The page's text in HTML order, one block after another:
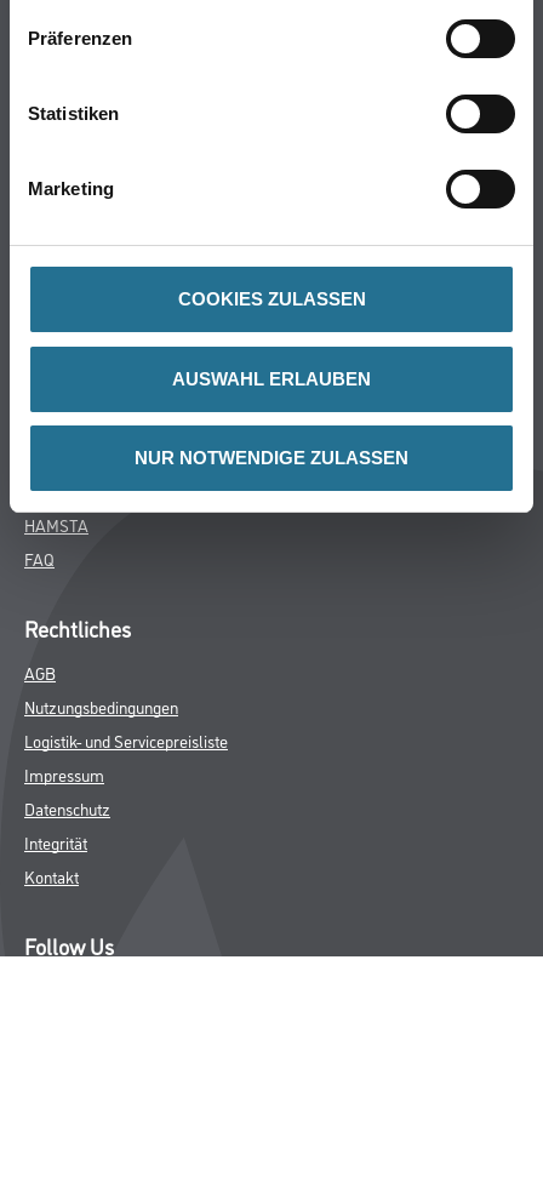
Präferenzen
Statistiken
Marketing
COOKIES ZULASSEN
AUSWAHL ERLAUBEN
NUR NOTWENDIGE ZULASSEN
WDV-Systeme
Putze- und Spachtelmassen
Werkzeug & Maschinen
Verbrauchsmaterialien
Unternehmen
Services
M-Plus
HAMSTA
FAQ
Rechtliches
AGB
Nutzungsbedingungen
Logistik- und Servicepreisliste
Impressum
Datenschutz
Integrität
Kontakt
Follow Us